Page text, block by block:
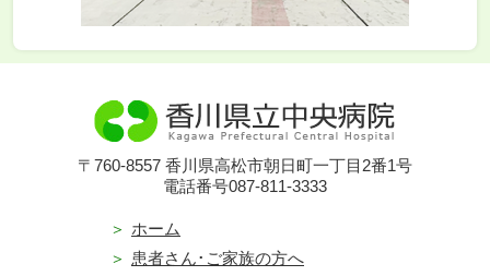
〒760-8557 香川県高松市朝日町一丁目2番1号
電話番号087-811-3333
ホーム
患者さん･ご家族の方へ